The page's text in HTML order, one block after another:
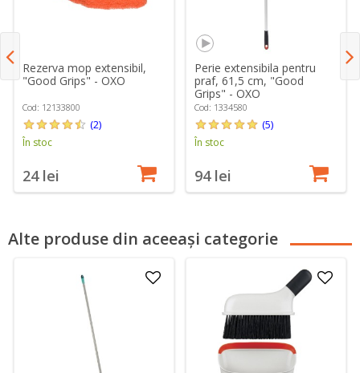
Rezerva mop extensibil,
"Good Grips" - OXO
Cod: 12133800
(2)
În stoc
24 lei
Perie extensibila pentru
praf, 61,5 cm, "Good
Grips" - OXO
Cod: 1334580
(5)
În stoc
94 lei
Alte produse din aceeași categorie